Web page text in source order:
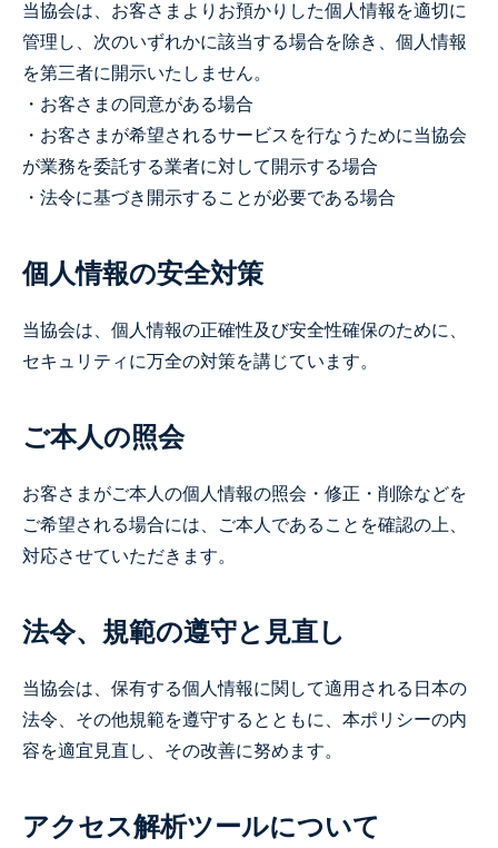
当協会は、お客さまよりお預かりした個人情報を適切に
管理し、次のいずれかに該当する場合を除き、個人情報
を第三者に開示いたしません。
・お客さまの同意がある場合
・お客さまが希望されるサービスを行なうために当協会
が業務を委託する業者に対して開示する場合
・法令に基づき開示することが必要である場合
個人情報の安全対策
当協会は、個人情報の正確性及び安全性確保のために、
セキュリティに万全の対策を講じています。
ご本人の照会
お客さまがご本人の個人情報の照会・修正・削除などを
ご希望される場合には、ご本人であることを確認の上、
対応させていただきます。
法令、規範の遵守と見直し
当協会は、保有する個人情報に関して適用される日本の
法令、その他規範を遵守するとともに、本ポリシーの内
容を適宜見直し、その改善に努めます。
アクセス解析ツールについて